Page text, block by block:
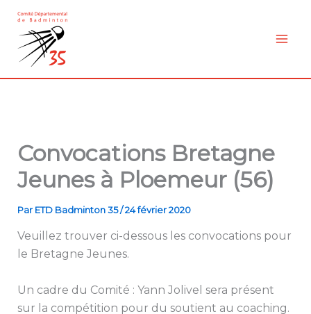
contenu
Convocations Bretagne
Jeunes à Ploemeur (56)
Par ETD Badminton 35/24 février 2020
Veuillez trouver ci-dessous les convocations pour
le Bretagne Jeunes.
Un cadre du Comité : Yann Jolivel sera présent
sur la compétition pour du soutient au coaching.